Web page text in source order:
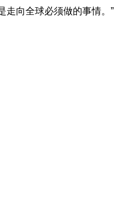
走向全球必须做的事情。”